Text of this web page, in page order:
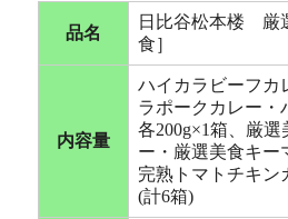
品名
日比谷松本楼 厳
食］
内容量
ハイカラビーフカ
ラポークカレー・
各200g×1箱、厳
ー・厳選美食キー
完熟トマトチキン
(計6箱)